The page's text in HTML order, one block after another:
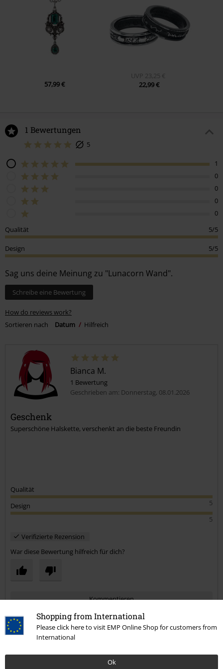
Shopping from International
Please click here to visit EMP Online Shop for customers from
International
Ok
57,99 €
UVP 23,25 €
22,99 €
1 Bewertungen
5
1
0
0
0
0
Qualität
5/5
Design 5/5
Sag uns deine Meinung zu "Lunacorn Wand".
Schreibe eine Bewertung
How do reviews work?
Sortieren nach
Datum Hilfreich
Bianca M.
1 Bewertung
Geschrieben am: Donnerstag, 08.01.2026
Geschenk
Superschöne Halskette, verschenkt an die beste Freundin
Qualität
5
Design
5
Verifizierte Rezension
War diese Bewertung hilfreich für dich?
Kommentieren
Mehr Kategorien. Mehr Möglichkeiten.